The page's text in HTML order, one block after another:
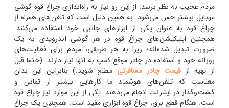
مردم عجیب به نظر برسد. از این رو نیاز به راه‌اندازی چراغ قوه گوشی
موبایل بیشتر حس می‌شود. به همین دلیل است که تلفن‌های همراه از
چراغ قوه به عنوان یکی از ابزارهای جانبی خود استفاده می‌کنند.
همچنین اپلیکیشن‌های چراغ قوه در هر گوشی اندرویدی به یک
ضرورت تبدیل شده‌اند؛ زیرا به هر طریقی، مردم برای فعالیت‌های
روزانه خود و استفاده در چادر موقع کمپ به آنها نیاز دارند. (حتما قبل
از تهیه ازقیمت چادر مسافرتی مطلع شوید.) بنابراین این بدان
معناست که تلفن‌های هوشمند ما کارهایی بیشتر از تماس و
گشت‌وگذار در اینترنت انجام می‌دهند. یکی از این موارد نیز چراغ قوه
است. هنگام قطع برق، چراغ قوه ابزاری مفید است. همچنین یک چراغ